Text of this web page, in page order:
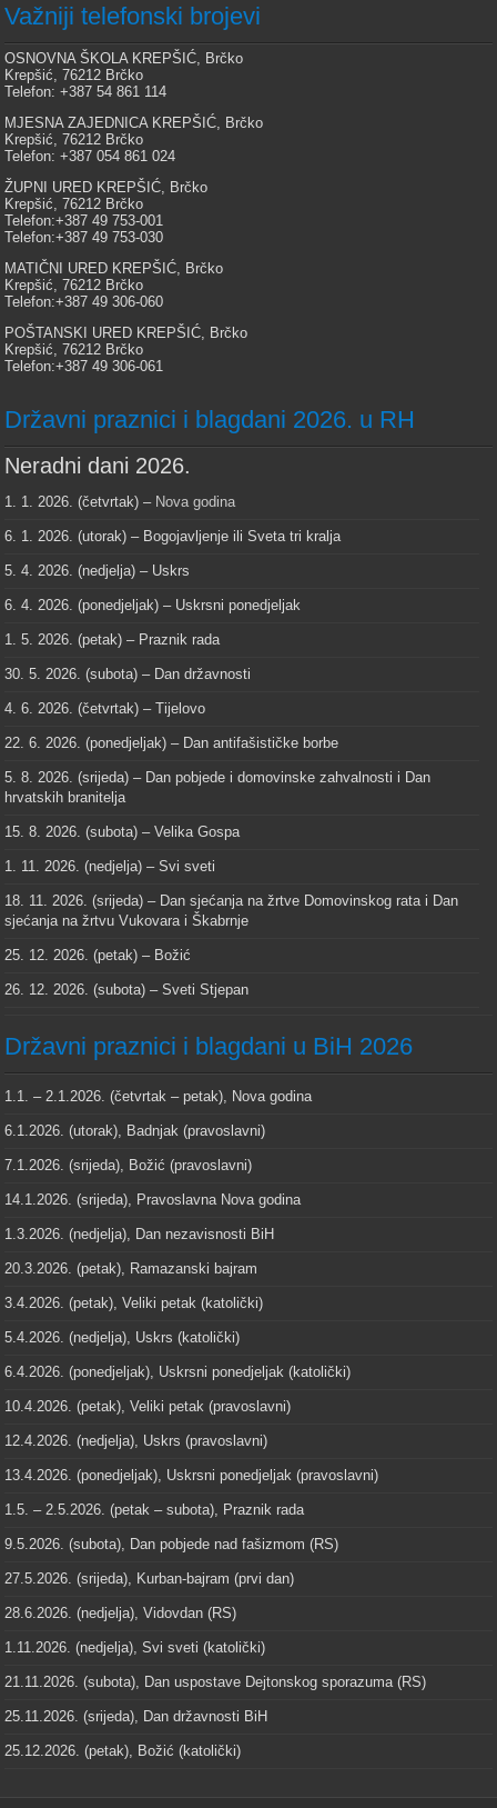
Važniji telefonski brojevi
OSNOVNA ŠKOLA KREPŠIĆ, Brčko
Krepšić, 76212 Brčko
Telefon: +387 54 861 114
MJESNA ZAJEDNICA KREPŠIĆ, Brčko
Krepšić, 76212 Brčko
Telefon: +387 054 861 024
ŽUPNI URED KREPŠIĆ, Brčko
Krepšić, 76212 Brčko
Telefon:+387 49 753-001
Telefon:+387 49 753-030
MATIČNI URED KREPŠIĆ, Brčko
Krepšić, 76212 Brčko
Telefon:+387 49 306-060
POŠTANSKI URED KREPŠIĆ, Brčko
Krepšić, 76212 Brčko
Telefon:+387 49 306-061
Državni praznici i blagdani 2026. u RH
Neradni dani 2026.
1. 1. 2026. (četvrtak) – Nova godina
6. 1. 2026. (utorak) – Bogojavljenje ili Sveta tri kralja
5. 4. 2026. (nedjelja) – Uskrs
6. 4. 2026. (ponedjeljak) – Uskrsni ponedjeljak
1. 5. 2026. (petak) – Praznik rada
30. 5. 2026. (subota) – Dan državnosti
4. 6. 2026. (četvrtak) – Tijelovo
22. 6. 2026. (ponedjeljak) – Dan antifašističke borbe
5. 8. 2026. (srijeda) – Dan pobjede i domovinske zahvalnosti i Dan
hrvatskih branitelja
15. 8. 2026. (subota) – Velika Gospa
1. 11. 2026. (nedjelja) – Svi sveti
18. 11. 2026. (srijeda) – Dan sjećanja na žrtve Domovinskog rata i Dan
sjećanja na žrtvu Vukovara i Škabrnje
25. 12. 2026. (petak) – Božić
26. 12. 2026. (subota) – Sveti Stjepan
Državni praznici i blagdani u BiH 2026
1.1. – 2.1.2026. (četvrtak – petak), Nova godina
6.1.2026. (utorak), Badnjak (pravoslavni)
7.1.2026. (srijeda), Božić (pravoslavni)
14.1.2026. (srijeda), Pravoslavna Nova godina
1.3.2026. (nedjelja), Dan nezavisnosti BiH
20.3.2026. (petak), Ramazanski bajram
3.4.2026. (petak), Veliki petak (katolički)
5.4.2026. (nedjelja), Uskrs (katolički)
6.4.2026. (ponedjeljak), Uskrsni ponedjeljak (katolički)
10.4.2026. (petak), Veliki petak (pravoslavni)
12.4.2026. (nedjelja), Uskrs (pravoslavni)
13.4.2026. (ponedjeljak), Uskrsni ponedjeljak (pravoslavni)
1.5. – 2.5.2026. (petak – subota), Praznik rada
9.5.2026. (subota), Dan pobjede nad fašizmom (RS)
27.5.2026. (srijeda), Kurban-bajram (prvi dan)
28.6.2026. (nedjelja), Vidovdan (RS)
1.11.2026. (nedjelja), Svi sveti (katolički)
21.11.2026. (subota), Dan uspostave Dejtonskog sporazuma (RS)
25.11.2026. (srijeda), Dan državnosti BiH
25.12.2026. (petak), Božić (katolički)